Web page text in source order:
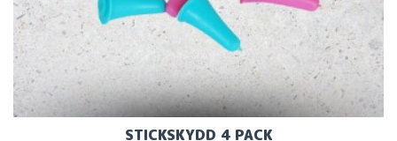
STICKSKYDD 4 PACK